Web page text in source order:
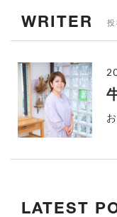
WRITER
LATEST